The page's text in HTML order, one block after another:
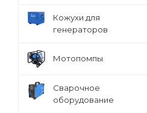
Кожухи для
генераторов
Мотопомпы
Сварочное
оборудование